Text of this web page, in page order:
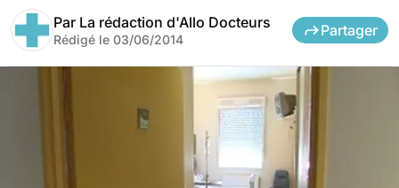
Par La rédaction d'Allo Docteurs
Rédigé le 03/06/2014
Partager